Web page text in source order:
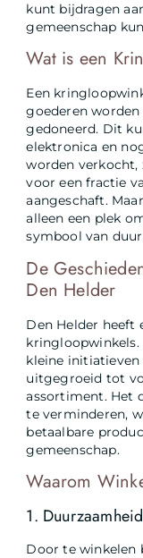
kunt bijdragen
gemeenschap
Wat is een
Een
goederen
gedoneerd. Dit
elektronica en
worden verkocht,
voor een fractie
aangeschaft.
alleen een plek
symbool van
De
Den Helder
Den Helder heeft
kringloopwinkels.
kleine
uitgegroeid tot
assortiment. Het
te verminderen,
betaalbare
gemeenschap.
Waarom
1. Duurzaamheid
Door te winkelen